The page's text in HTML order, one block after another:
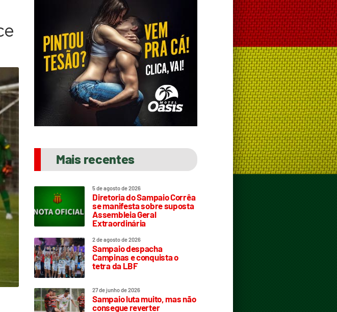
Mais recentes
5 de agosto de 2026
Diretoria do Sampaio Corrêa
se manifesta sobre suposta
Assembleia Geral
Extraordinária
2 de agosto de 2026
Sampaio despacha
Campinas e conquista o
tetra da LBF
27 de junho de 2026
Sampaio luta muito, mas não
consegue reverter